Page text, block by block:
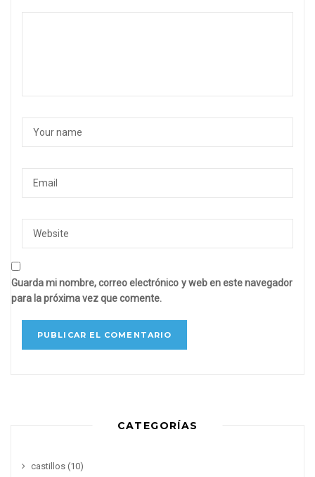
Guarda mi nombre, correo electrónico y web en este navegador
para la próxima vez que comente.
CATEGORÍAS
castillos (10)